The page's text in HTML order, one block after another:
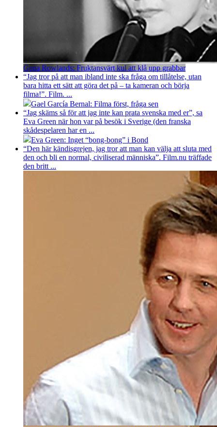
Gena Rowlands: Fruktansvärt kul att klå upp grabbar
“Jag tror på att man ibland inte ska fråga om tillåtelse, utan
bara hitta ett sätt att göra det på – ta kameran och börja
filma!”. Film. ...
Gael García Bernal: Filma först, fråga sen
“Jag skäms så för att jag inte kan prata svenska med er”, sa
Eva Green när hon var på besök i Sverige (den franska
skådespelaren har en ...
Eva Green: Inget “bong-bong” i Bond
“Den här kändisgrejen, jag tror att man kan välja att sluta med
den och bli en normal, civiliserad människa”. Film.nu träffade
den britt ...